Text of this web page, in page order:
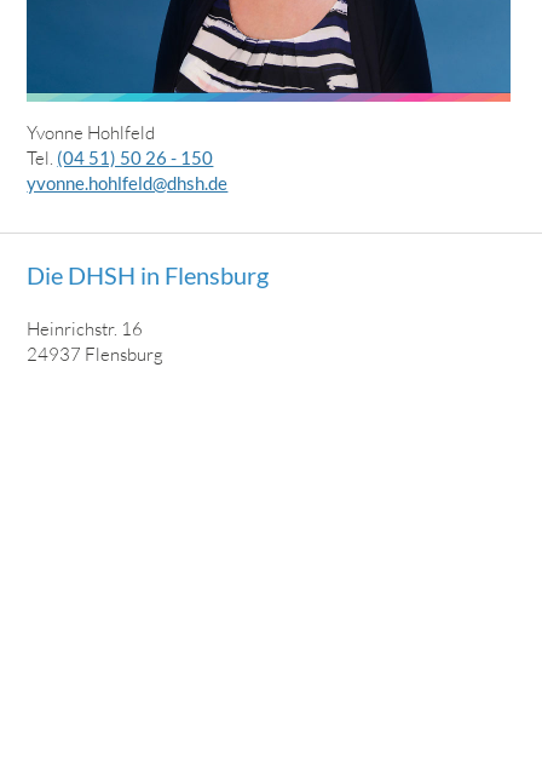
Yvonne Hohlfeld
Tel. (04 51) 50 26 - 150
yvonne.hohlfeld@dhsh.de
Die DHSH in Flensburg
Heinrichstr. 16
24937 Flensburg